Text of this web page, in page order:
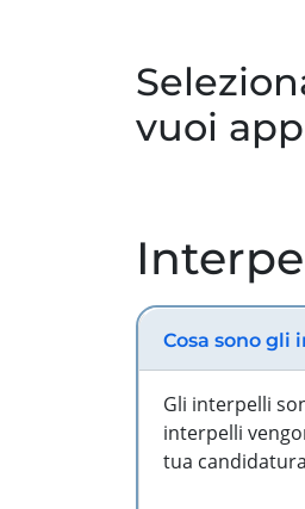
vuoi
Cosa sono gli
Gli interpelli
interpelli
tua